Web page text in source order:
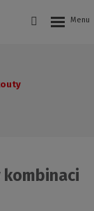
kombinaci